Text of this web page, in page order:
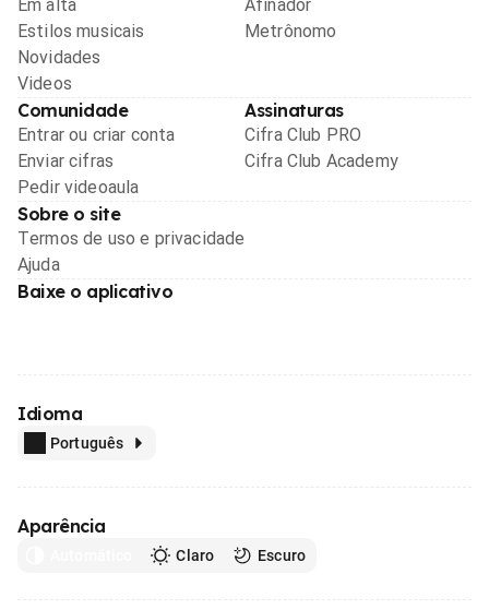
Em alta
Estilos musicais
Novidades
Videos
Afinador
Metrônomo
Comunidade
Entrar ou criar conta
Enviar cifras
Pedir videoaula
Assinaturas
Cifra Club PRO
Cifra Club Academy
Sobre o site
Termos de uso e privacidade
Ajuda
Baixe o aplicativo
Idioma
Português
Aparência
Claro Escuro